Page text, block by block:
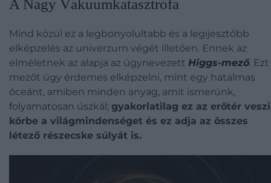
A Nagy Vákuumkatasztrófa
Mind közül ez a legbonyolultabb és a legijesztőbb
elképzelés az univerzum végét illetően. Ennek az
elméletnek az alapja az úgynevezett Higgs-mező. Ezt
mezőt úgy érdemes elképzelni, mint egy hatalmas
óceánt, amiben minden anyag, amit ismerünk,
folyamatosan úszkál; gyakorlatilag ez az erőtér veszi
körbe a világmindenséget és ez adja az összes
létező részecske súlyát is.